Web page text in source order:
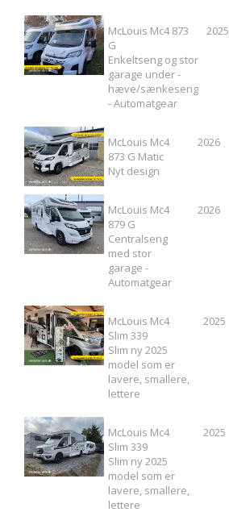
McLouis Mc4 873
G
Enkeltseng og stor
garage under -
hæve/sænkeseng
- Automatgear
2025
McLouis Mc4
873 G Matic
Nyt design
2026
McLouis Mc4
879 G
Centralseng
med stor
garage -
Automatgear
2026
McLouis Mc4
Slim 339
Slim ny 2025
model som er
lavere, smallere,
lettere
2025
McLouis Mc4
Slim 339
Slim ny 2025
model som er
lavere, smallere,
lettere
2025